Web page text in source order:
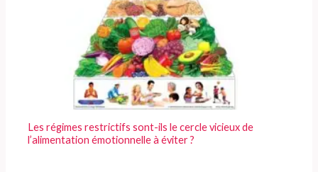
Les régimes restrictifs sont-ils le cercle vicieux de
l’alimentation émotionnelle à éviter ?